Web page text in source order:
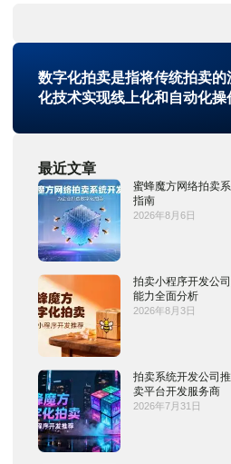
数字化拍卖是指将传统拍卖
化技术实现线上化和自动化操
最近文章
蜜蜂魔方网络拍卖
指南
2026年8月6日
拍卖小程序开发公
能力全面分析
2026年8月3日
拍卖系统开发公司
卖平台开发服务商
2026年7月31日